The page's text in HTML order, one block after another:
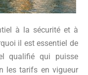
à la sécurité et à
il est essentiel de
qualifié qui puisse
les tarifs en vigueur